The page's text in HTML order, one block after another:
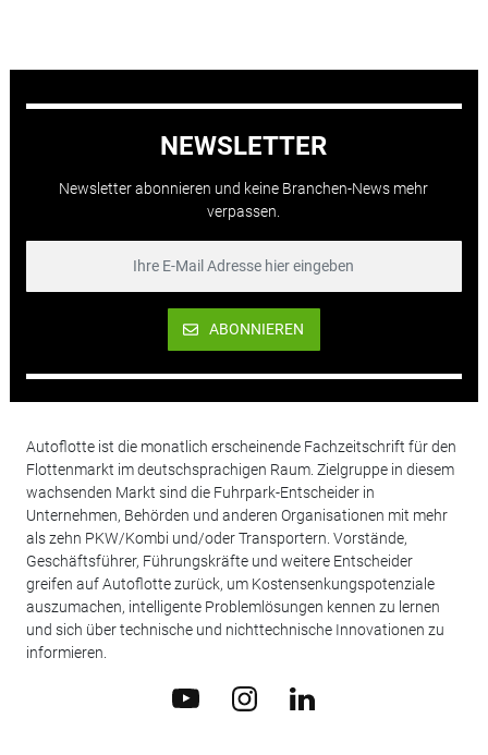
NEWSLETTER
Newsletter abonnieren und keine Branchen-News mehr
verpassen.
ABONNIEREN
Autoflotte ist die monatlich erscheinende Fachzeitschrift für den
Flottenmarkt im deutschsprachigen Raum. Zielgruppe in diesem
wachsenden Markt sind die Fuhrpark-Entscheider in
Unternehmen, Behörden und anderen Organisationen mit mehr
als zehn PKW/Kombi und/oder Transportern. Vorstände,
Geschäftsführer, Führungskräfte und weitere Entscheider
greifen auf Autoflotte zurück, um Kostensenkungspotenziale
auszumachen, intelligente Problemlösungen kennen zu lernen
und sich über technische und nichttechnische Innovationen zu
informieren.